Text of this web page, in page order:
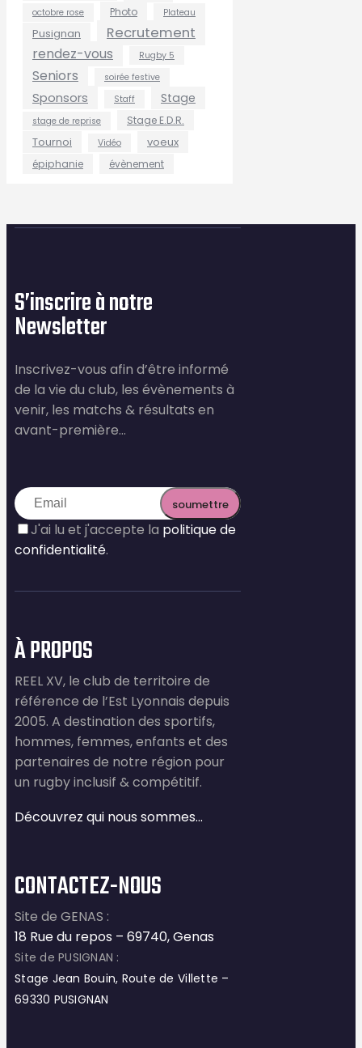
octobre rose Photo Plateau
Pusignan
Recrutement
rendez-vous
Rugby 5
Seniors soirée festive
Sponsors Staff Stage
stage de reprise Stage E.D.R.
Tournoi Vidéo voeux
épiphanie évènement
S’inscrire à notre
Newsletter
Inscrivez-vous afin d’être informé
de la vie du club, les évènements à
venir, les matchs & résultats en
avant-première…
J'ai lu et j'accepte la politique de
confidentialité.
À PROPOS
REEL XV, le club de territoire de
référence de l’Est Lyonnais depuis
2005. A destination des sportifs,
hommes, femmes, enfants et des
partenaires de notre région pour
un rugby inclusif & compétitif.
Découvrez qui nous sommes…
CONTACTEZ-NOUS
Site de GENAS :
18 Rue du repos – 69740, Genas
Site de PUSIGNAN :
Stage Jean Bouin, Route de Villette –
69330 PUSIGNAN